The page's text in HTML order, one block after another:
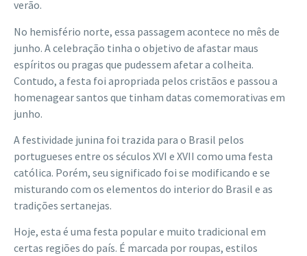
verão.
No hemisfério norte, essa passagem acontece no mês de
junho. A celebração tinha o objetivo de afastar maus
espíritos ou pragas que pudessem afetar a colheita.
Contudo, a festa foi apropriada pelos cristãos e passou a
homenagear santos que tinham datas comemorativas em
junho.
A festividade junina foi trazida para o Brasil pelos
portugueses entre os séculos XVI e XVII como uma festa
católica. Porém, seu significado foi se modificando e se
misturando com os elementos do interior do Brasil e as
tradições sertanejas.
Hoje, esta é uma festa popular e muito tradicional em
certas regiões do país. É marcada por roupas, estilos